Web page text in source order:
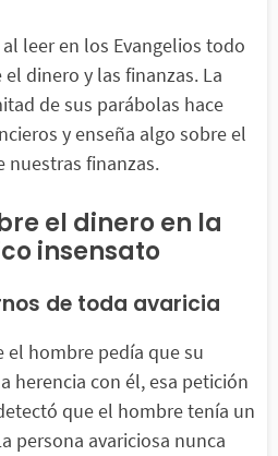
leer en los Evangelios todo
dinero y las finanzas. La
de sus parábolas hace
y enseña algo sobre el
nuestras finanzas.
el dinero en la
insensato
de toda avaricia
el hombre pedía que su
herencia con él, esa petición
que el hombre tenía un
persona avariciosa nunca